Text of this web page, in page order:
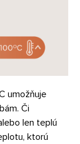
umožňuje
Či
len teplú
ktorú